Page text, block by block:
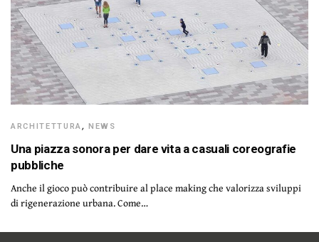
ARCHITETTURA,NEWS
Una piazza sonora per dare vita a casuali coreografie
pubbliche
Anche il gioco può contribuire al place making che valorizza sviluppi
di rigenerazione urbana. Come…